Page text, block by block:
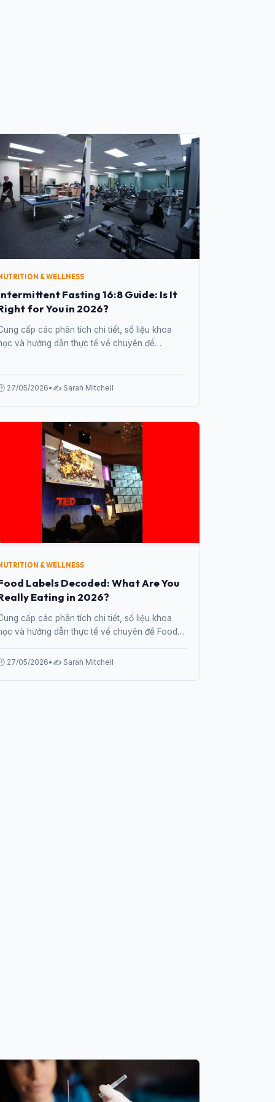
& WELLNESS
Fasting 16:8 Guide: Is It
for You in 2026?
cấp các phân tích chi tiết, số liệu khoa
và hướng dẫn thực tế về chuyên đề
27/05/2026• ✍️ Sarah Mitchell
& WELLNESS
Labels Decoded: What Are You
Eating in 2026?
cấp các phân tích chi tiết, số liệu khoa
và hướng dẫn thực tế về chuyên đề Food
từ chuyên gia.
27/05/2026• ✍️ Sarah Mitchell